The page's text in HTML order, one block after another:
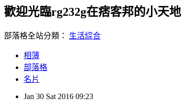
歡迎光臨rg232g在痞客邦的小天地
部落格全站分類： 生活綜合
相簿
部落格
名片
Jan 30 Sat 2016 09:23